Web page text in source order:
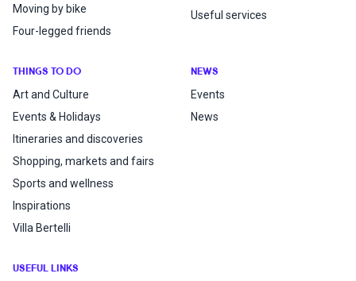
Moving by bike
Four-legged friends
Useful services
THINGS TO DO
Art and Culture
Events & Holidays
Itineraries and discoveries
Shopping, markets and fairs
Sports and wellness
Inspirations
Villa Bertelli
NEWS
Events
News
USEFUL LINKS